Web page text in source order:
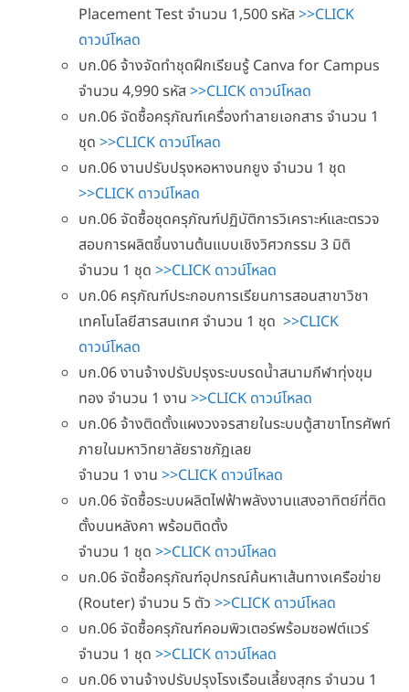
Placement Test จำนวน 1,500 รหัส>>CLICK
ดาวน์โหลด
บก.06 จ้างจัดทำชุดฝึกเรียนรู้ Canva for Campus
จำนวน 4,990 รหัส>>CLICK ดาวน์โหลด
บก.06 จัดซื้อครุภัณฑ์เครื่องทำลายเอกสาร จำนวน 1
ชุด >>CLICK ดาวน์โหลด
บก.06 งานปรับปรุงหอหางนกยูง จำนวน 1 ชุด
>>CLICK ดาวน์โหลด
บก.06 จัดซื้อชุดครุภัณฑ์ปฏิบัติการวิเคราะห์และตรวจ
สอบการผลิตชิ้นงานต้นแบบเชิงวิศวกรรม 3 มิติ
จำนวน 1 ชุด >>CLICK ดาวน์โหลด
บก.06 ครุภัณฑ์ประกอบการเรียนการสอนสาขาวิชา
เทคโนโลยีสารสนเทศ จำนวน 1 ชุด >>CLICK
ดาวน์โหลด
บก.06 งานจ้างปรับปรุงระบบรดน้ำสนามกีฬาทุ่งขุม
ทอง จำนวน 1 งาน >>CLICK ดาวน์โหลด
บก.06 จ้างติดตั้งแผงวงจรสายในระบบตู้สาขาโทรศัพท์
ภายในมหาวิทยาลัยราชภัฏเลย
จำนวน 1 งาน >>CLICK ดาวน์โหลด
บก.06 จัดซื้อระบบผลิตไฟฟ้าพลังงานแสงอาทิตย์ที่ติด
ตั้งบนหลังคา พร้อมติดตั้ง
จำนวน 1 ชุด >>CLICK ดาวน์โหลด
บก.06 จัดซื้อครุภัณฑ์อุปกรณ์ค้นหาเส้นทางเครือข่าย
(Router) จำนวน 5 ตัว >>CLICK ดาวน์โหลด
บก.06 จัดซื้อครุภัณฑ์คอมพิวเตอร์พร้อมซอฟต์แวร์
จำนวน 1 ชุด >>CLICK ดาวน์โหลด
บก.06 งานจ้างปรับปรุงโรงเรือนเลี้ยงสุกร จำนวน 1